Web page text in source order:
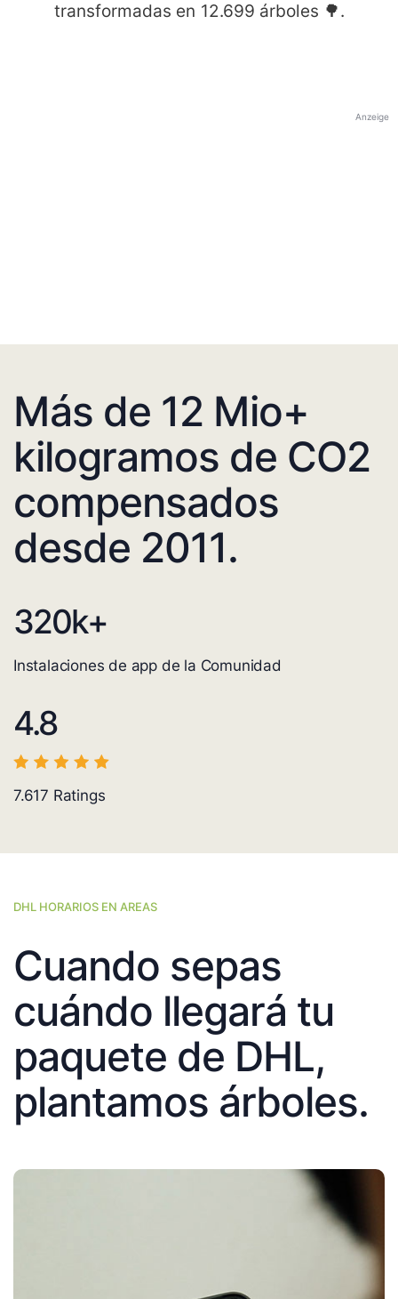
transformadas en 12.699 árboles 🌳.
Anzeige
Más de 12 Mio+
kilogramos de CO2
compensados
desde 2011.
320k+
Instalaciones de app de la Comunidad
4.8
7.617 Ratings
DHL HORARIOS EN AREAS
Cuando sepas
cuándo llegará tu
paquete de DHL,
plantamos árboles.